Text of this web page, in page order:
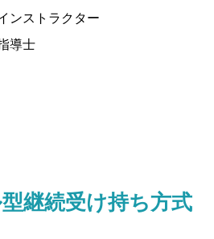
ンストラクター
導士
継続受け持ち方式